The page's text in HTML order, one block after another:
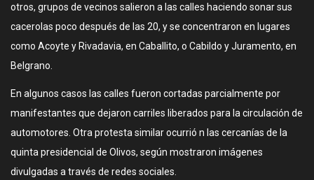
otros, grupos de vecinos salieron a las calles haciendo sonar sus
cacerolas poco después de las 20, y se concentraron en lugares
como Acoyte y Rivadavia, en Caballito, o Cabildo y Juramento, en
Belgrano.
En algunos casos las calles fueron cortadas parcialmente por
manifestantes que dejaron carriles liberados para la circulación de
automotores. Otra protesta similar ocurrió n las cercanías de la
quinta presidencial de Olivos, según mostraron imágenes
divulgadas a través de redes sociales.